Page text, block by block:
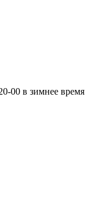
00 в зимнее время